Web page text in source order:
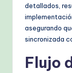
detallados,
asegurando
sincronizada
Flujo